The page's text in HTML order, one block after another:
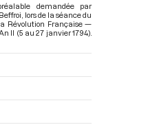
demandée par
lors de la séance du
Révolution Française —
II (5 au 27 janvier 1794)